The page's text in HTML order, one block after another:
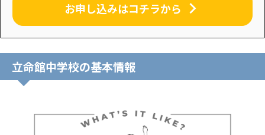
お申し込みはコチラから
立命館中学校の基本情報